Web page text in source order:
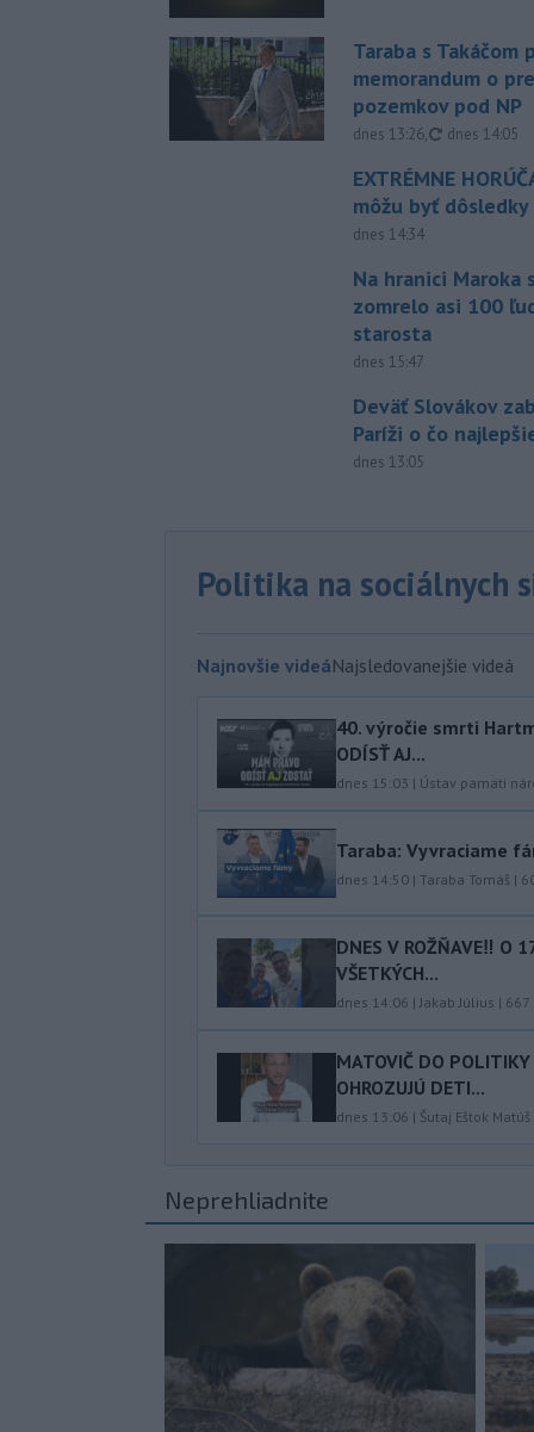
Taraba s Takáčom
memorandum o
pozemkov pod NP
dnes 13:26, aktualizované
dnes 14:05
EXTRÉMNE
môžu byť dôsledky
dnes 14:34
Na hranici Maroka
zomrelo asi 100
starosta
dnes 15:47
Deväť Slovákov
Paríži o čo
dnes 13:05
Politika na sociálnych
Najnovšie videáNajsledovanejšie videá
40.⁠ ⁠výročie smrti
ODÍSŤ AJ...
dnes 15:03 | Ústav pamäti
Taraba: Vyvraciame
dnes 14:50 | Taraba Tomáš |
DNES V ROŽŇAVE‼️ O
VŠETKÝCH...
dnes 14:06 | Jakab Július | 667
MATOVIČ DO
OHROZUJÚ DETI...
dnes 13:06 | Šutaj Eštok Matúš
Neprehliadnite